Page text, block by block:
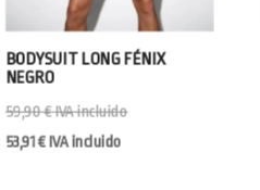
BODYSUIT LONG FÉNIX
NEGRO
59,90€IVA incluido
53,91€ IVA incluido